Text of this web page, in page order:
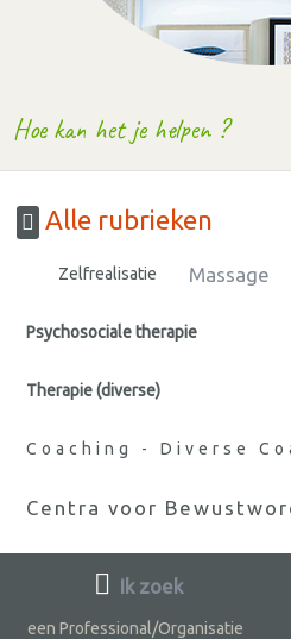
Hoe kan het je helpen ?
Alle rubrieken
Zelfrealisatie Massage
Psychosociale therapie
Therapie (diverse)
Coaching - Diverse
Centra voor
Ik zoek
een Professional/Organisatie